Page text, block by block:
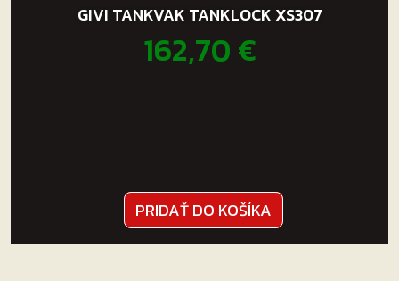
GIVI TANKVAK TANKLOCK XS307
162,70€
PRIDAŤ DO KOŠÍKA